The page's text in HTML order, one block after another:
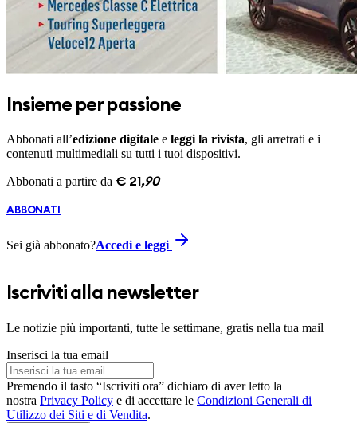
Insieme per passione
Abbonati all’edizione digitale e leggi la rivista, gli arretrati e i
contenuti multimediali su tutti i tuoi dispositivi.
Abbonati a partire da € 21 ,90
ABBONATI
Sei già abbonato?Accedi e leggi
Iscriviti alla newsletter
Le notizie più importanti, tutte le settimane, gratis nella tua mail
Inserisci la tua email
Premendo il tasto “Iscriviti ora” dichiaro di aver letto la
nostra Privacy Policy e di accettare le Condizioni Generali di
Utilizzo dei Siti e di Vendita.